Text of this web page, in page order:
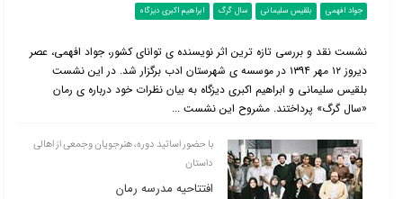
جواد افهمی بلقیس سلیمانی سال گرگ ابراهیم اکبری دیزگاه
نشست نقد و بررسی تازه ترین اثر نویسنده ی توانای کشور، جواد افهمی، عصر
دیروز ۱۲ مهر ۱۳۹۴ در موسسه ی شهرستان ادب برگزار شد. در این نشست
بلقیس سلیمانی و ابراهیم اکبری دیزگاه به بیان نظرات خود درباره ی رمان
«سال گرگ» پرداختند. مشروح این نشست ...
با حضور اساتید دوره، هنرجویان وجمعی از اهالی
داستان
افتتاحیه مدرسه رمان